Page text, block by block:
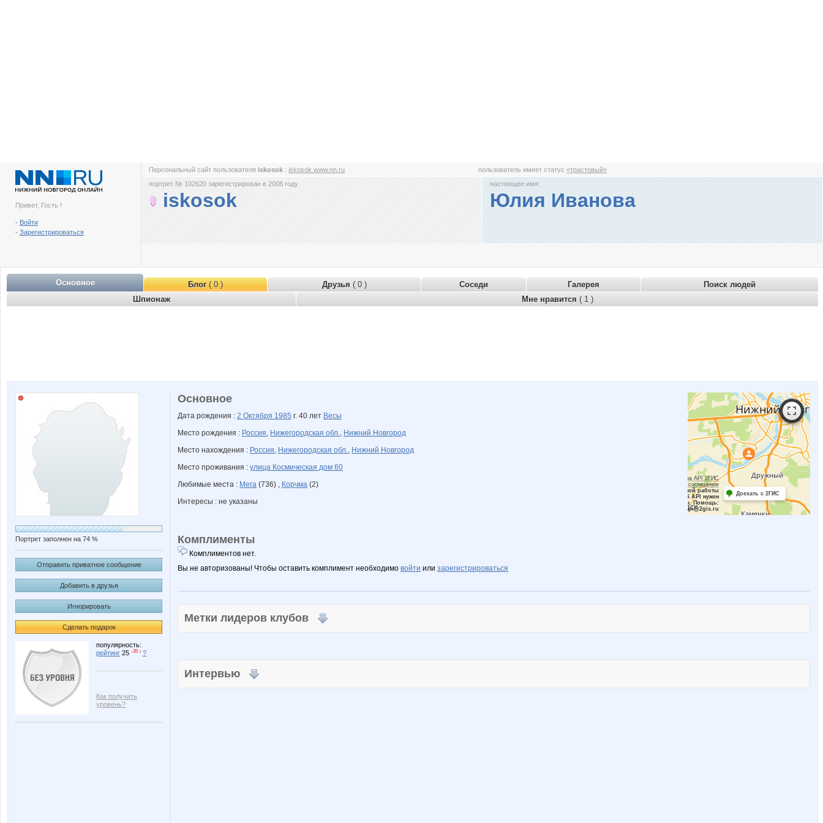
Привет, Гость !
- Войти
- Зарегистрироваться
Персональный сайт пользователя iskosok : iskosok.www.nn.ru пользователь имеет статус«трастовый»
портрет № 102620 зарегистрирован в 2008 году
iskosok
настоящее имя:
Юлия Иванова
Основное Блог( 0 ) Друзья ( 0 ) Соседи Галерея
Поиск людей
Шпионаж
Мне нравится ( 1 )
Портрет заполнен на 74 %
Отправить приватное сообщение
Добавить в друзья
Игнорировать
Сделать подарок
популярность:
рейтинг 25 -35 ↓ ?
Как получить
уровень?
Работает на API 2ГИС
Лицензионное соглашение
Для корректной работы
Raster JS API нужен
ключ. Помощь:
api@2gis.ru
Доехать с 2ГИС
Основное
Дата рождения : 2 Октября 1985 г. 40 лет Весы
Место рождения : Россия, Нижегородская обл., Нижний Новгород
Место нахождения : Россия, Нижегородская обл., Нижний Новгород
Место проживания : улица Космическая дом 60
Любимые места : Мега (736) , Корчма (2)
Интересы : не указаны
Комплименты
Комплиментов нет.
Вы не авторизованы! Чтобы оставить комплимент необходимо войти или зарегистрироваться
Метки лидеров клубов
Интервью